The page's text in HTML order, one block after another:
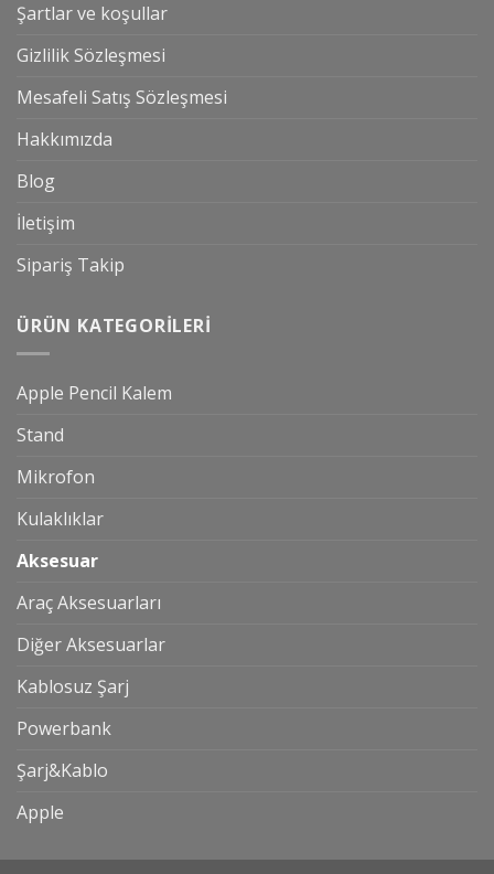
Şartlar ve koşullar
Gizlilik Sözleşmesi
Mesafeli Satış Sözleşmesi
Hakkımızda
Blog
İletişim
Sipariş Takip
ÜRÜN KATEGORILERI
Apple Pencil Kalem
Stand
Mikrofon
Kulaklıklar
Aksesuar
Araç Aksesuarları
Diğer Aksesuarlar
Kablosuz Şarj
Powerbank
Şarj&Kablo
Apple